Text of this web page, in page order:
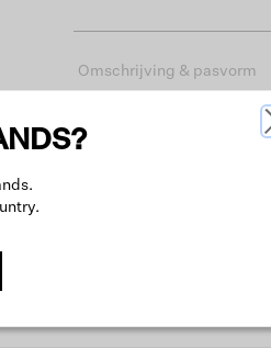
Omschrijving & pasvorm